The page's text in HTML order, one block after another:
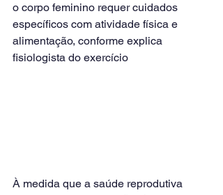
o corpo feminino requer cuidados
específicos com atividade física e
alimentação, conforme explica
fisiologista do exercício
À medida que a saúde reprodutiva